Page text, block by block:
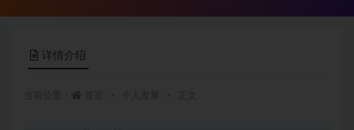
详情介绍